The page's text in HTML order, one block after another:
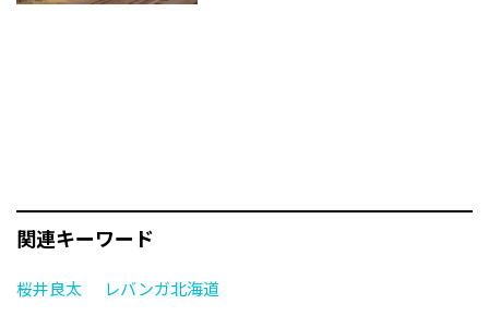
関連キーワード
桜井良太 レバンガ北海道